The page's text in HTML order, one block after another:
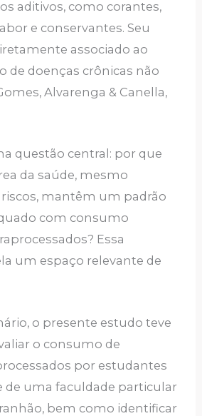
aditivos, como corantes,
e conservantes. Seu
associado ao
de doenças crônicas não
Alvarenga & Canella,
questão central: por que
da saúde, mesmo
mantêm um padrão
com consumo
Essa
um espaço relevante de
o presente estudo teve
o consumo de
por estudantes
de uma faculdade particular
bem como identificar